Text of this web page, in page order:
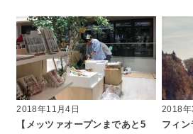
2018年11月4日
【メッツァオープンまであと5
2018年
フィン